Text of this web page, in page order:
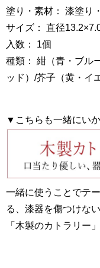
塗り・素材： 漆塗り
サイズ： 直径
入数： 1個
種類： 紺（青・ブル
ッド）/芥子（黄・イ
▼こちらも一緒にい
一緒に使うことでテ
る、漆器を傷つけない
「木製のカトラリー